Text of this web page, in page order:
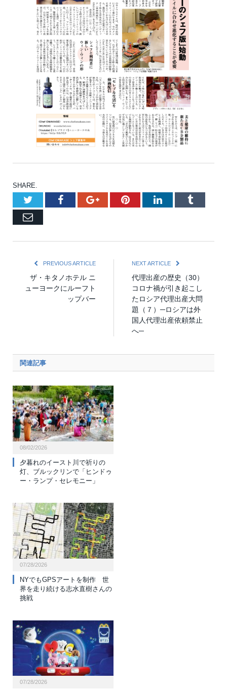
SHARE.
TwitterFacebookGoogle+PinterestLinkedInTumblr
Email
PREVIOUS ARTICLE
ザ・キタノホテル ニ
ューヨークにルーフト
ップバー
NEXT ARTICLE
代理出産の歴史（30）
コロナ禍が引き起こし
たロシア代理出産大問
題（７）─ロシアは外
国人代理出産依頼禁止
へ─
関連記事
08/02/2026
夕暮れのイースト川で祈りの
灯、ブルックリンで「ヒンドゥ
ー・ランプ・セレモニー」
07/28/2026
NYでもGPSアートを制作 世
界を走り続ける志水直樹さんの
挑戦
07/28/2026